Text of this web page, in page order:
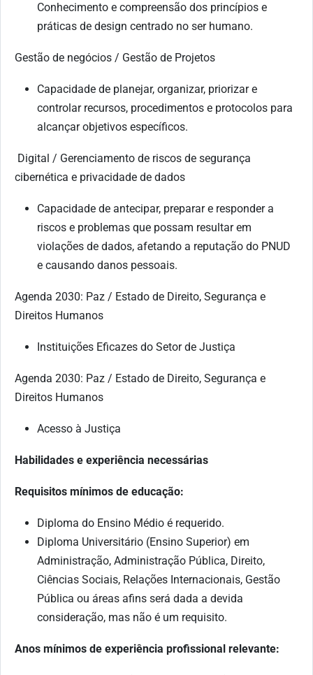
Conhecimento e compreensão dos princípios e
práticas de design centrado no ser humano.
Gestão de negócios / Gestão de Projetos
Capacidade de planejar, organizar, priorizar e
controlar recursos, procedimentos e protocolos para
alcançar objetivos específicos.
Digital / Gerenciamento de riscos de segurança
cibernética e privacidade de dados
Capacidade de antecipar, preparar e responder a
riscos e problemas que possam resultar em
violações de dados, afetando a reputação do PNUD
e causando danos pessoais.
Agenda 2030: Paz / Estado de Direito, Segurança e
Direitos Humanos
Instituições Eficazes do Setor de Justiça
Agenda 2030: Paz / Estado de Direito, Segurança e
Direitos Humanos
Acesso à Justiça
Habilidades e experiência necessárias
Requisitos mínimos de educação:
Diploma do Ensino Médio é requerido.
Diploma Universitário (Ensino Superior) em
Administração, Administração Pública, Direito,
Ciências Sociais, Relações Internacionais, Gestão
Pública ou áreas afins será dada a devida
consideração, mas não é um requisito.
Anos mínimos de experiência profissional relevante: